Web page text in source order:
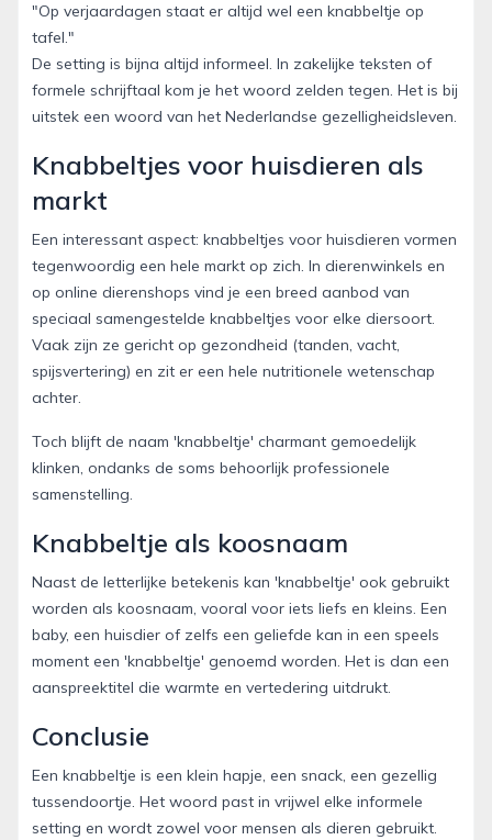
"Op verjaardagen staat er altijd wel een knabbeltje op
tafel."
De setting is bijna altijd informeel. In zakelijke teksten of
formele schrijftaal kom je het woord zelden tegen. Het is bij
uitstek een woord van het Nederlandse gezelligheidsleven.
Knabbeltjes voor huisdieren als
markt
Een interessant aspect: knabbeltjes voor huisdieren vormen
tegenwoordig een hele markt op zich. In dierenwinkels en
op online dierenshops vind je een breed aanbod van
speciaal samengestelde knabbeltjes voor elke diersoort.
Vaak zijn ze gericht op gezondheid (tanden, vacht,
spijsvertering) en zit er een hele nutritionele wetenschap
achter.
Toch blijft de naam 'knabbeltje' charmant gemoedelijk
klinken, ondanks de soms behoorlijk professionele
samenstelling.
Knabbeltje als koosnaam
Naast de letterlijke betekenis kan 'knabbeltje' ook gebruikt
worden als koosnaam, vooral voor iets liefs en kleins. Een
baby, een huisdier of zelfs een geliefde kan in een speels
moment een 'knabbeltje' genoemd worden. Het is dan een
aanspreektitel die warmte en vertedering uitdrukt.
Conclusie
Een knabbeltje is een klein hapje, een snack, een gezellig
tussendoortje. Het woord past in vrijwel elke informele
setting en wordt zowel voor mensen als dieren gebruikt.